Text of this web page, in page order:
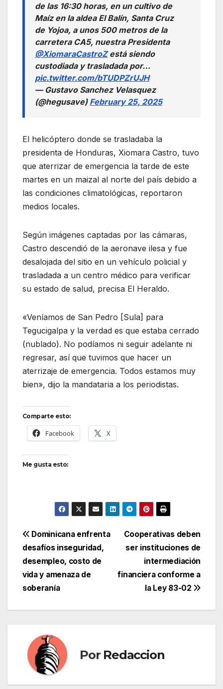
de las 16:30 horas, en un cultivo de
Maíz en la aldea El Balín, Santa Cruz
de Yojoa, a unos 500 metros de la
carretera CA5, nuestra Presidenta
@XiomaraCastroZestá siendo
custodiada y trasladada por…
pic.twitter.com/bTUDPZrUJH
— Gustavo Sanchez Velasquez
(@hegusave) February 25, 2025
El helicóptero donde se trasladaba la
presidenta de Honduras, Xiomara Castro, tuvo
que aterrizar de emergencia la tarde de este
martes en un maizal al norte del país debido a
las condiciones climatológicas, reportaron
medios locales.
Según imágenes captadas por las cámaras,
Castro descendió de la aeronave ilesa y fue
desalojada del sitio en un vehículo policial y
trasladada a un centro médico para verificar
su estado de salud, precisa El Heraldo.
«Veníamos de San Pedro [Sula] para
Tegucigalpa y la verdad es que estaba cerrado
(nublado). No podíamos ni seguir adelante ni
regresar, así que tuvimos que hacer un
aterrizaje de emergencia. Todos estamos muy
bien», dijo la mandataria a los periodistas.
Comparte esto:
Facebook X
Me gusta esto:
Navegación
de
entradas
Cooperativas deben
ser instituciones de
intermediación
financiera conforme a
la Ley 83-02
Dominicana enfrenta
desafíos inseguridad,
desempleo, costo de
vida y amenaza de
soberanía
Por Redaccion